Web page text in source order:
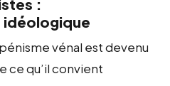
:
idéologique
vénal est devenu
ce qu’il convient